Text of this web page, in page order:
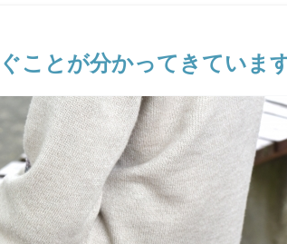
ことが分かってきていま